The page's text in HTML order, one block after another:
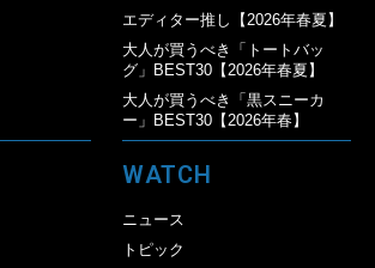
エディター推し【2026年春夏】
大人が買うべき「トートバッ
グ」BEST30【2026年春夏】
大人が買うべき「黒スニーカ
ー」BEST30【2026年春】
WATCH
ニュース
トピック